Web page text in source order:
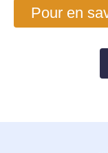
Pour en